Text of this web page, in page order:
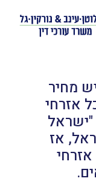
מחיר
אזרחי
אז